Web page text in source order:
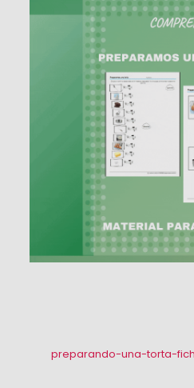
preparando-una-torta-